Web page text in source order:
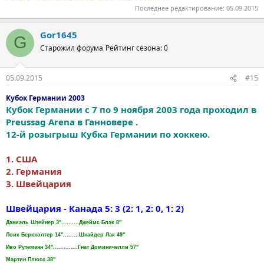
Последнее редактирование: 05.09.2015
G Gor1645
Старожил форума Рейтинг сезона: 0
05.09.2015
#15
Кубок Германии 2003
Кубок Германии с 7 по 9 ноября 2003 года проходил в
Preussag Arena в Ганновере .
12-й розыгрыш Кубка Германии по хоккею.
1. США
2. Германия
3. Швейцария
Швейцария - Канада 5: 3 (2: 1, 2: 0, 1: 2)
Даниэль Штейнер 3"..........Джеймс Блэк 8"
Лоик Беркхолтер 14".........Шнайдер Лак 49"
Иво Рутеманн 34"..............Гнат Доминичелли 57"
Мартин Плюсс 38"